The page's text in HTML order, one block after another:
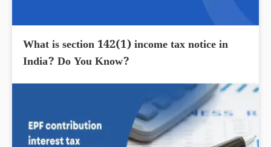
What is section 142(1) income tax notice in
India? Do You Know?